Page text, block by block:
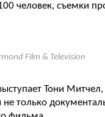
человек, съемки
Film & Television
Тони Митчел,
только